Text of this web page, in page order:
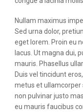
Nullam maximus
Sed urna dolor,
eget lorem. Proin eu
lacus. Ut magna dui,
mauris. Phasellus
Duis vel tincidunt
metus et ullamcorper
non pulvinar justo
eu mauris faucibus